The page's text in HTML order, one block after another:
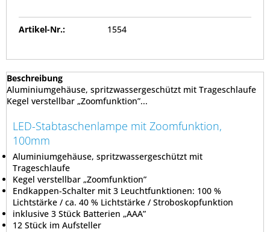
Artikel-Nr.: 1554
Beschreibung
Aluminiumgehäuse, spritzwassergeschützt mit Trageschlaufe
Kegel verstellbar „Zoomfunktion”...
LED-Stabtaschenlampe mit Zoomfunktion,
100mm
Aluminiumgehäuse, spritzwassergeschützt mit
Trageschlaufe
Kegel verstellbar „Zoomfunktion”
Endkappen-Schalter mit 3 Leuchtfunktionen: 100 %
Lichtstärke / ca. 40 % Lichtstärke / Stroboskopfunktion
inklusive 3 Stück Batterien „AAA”
12 Stück im Aufsteller